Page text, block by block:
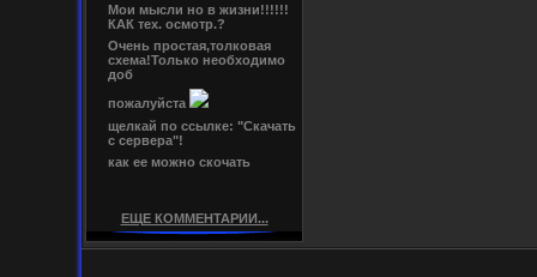
Мои мысли но в жизни!!!!!!
КАК тех. осмотр.?
Очень простая,толковая
схема!Только необходимо
доб
пожалуйста
щелкай по ссылке: "Скачать
с сервера"!
как ее можно скочать
ЕЩЕ КОММЕНТАРИИ...